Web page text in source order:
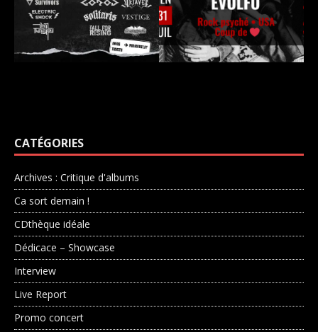
CATÉGORIES
Archives : Critique d'albums
Ca sort demain !
CDthèque idéale
Dédicace – Showcase
Interview
Live Report
Promo concert